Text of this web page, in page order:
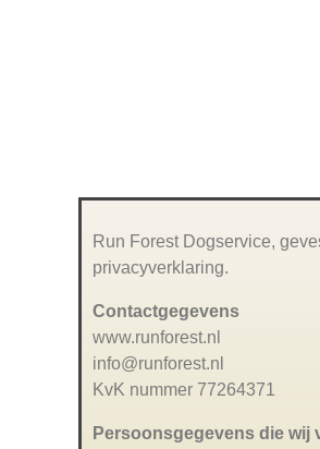
Run Forest Dogservice,
privacyverklaring.
Contactgegevens
www.runforest.nl
info@runforest.nl
KvK nummer 77264371
Persoonsgegevens die wij